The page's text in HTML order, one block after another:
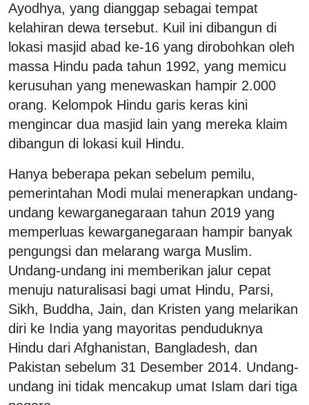
Ayodhya, yang dianggap sebagai tempat
kelahiran dewa tersebut. Kuil ini dibangun di
lokasi masjid abad ke-16 yang dirobohkan oleh
massa Hindu pada tahun 1992, yang memicu
kerusuhan yang menewaskan hampir 2.000
orang. Kelompok Hindu garis keras kini
mengincar dua masjid lain yang mereka klaim
dibangun di lokasi kuil Hindu.
Hanya beberapa pekan sebelum pemilu,
pemerintahan Modi mulai menerapkan undang-
undang kewarganegaraan tahun 2019 yang
memperluas kewarganegaraan hampir banyak
pengungsi dan melarang warga Muslim.
Undang-undang ini memberikan jalur cepat
menuju naturalisasi bagi umat Hindu, Parsi,
Sikh, Buddha, Jain, dan Kristen yang melarikan
diri ke India yang mayoritas penduduknya
Hindu dari Afghanistan, Bangladesh, dan
Pakistan sebelum 31 Desember 2014. Undang-
undang ini tidak mencakup umat Islam dari tiga